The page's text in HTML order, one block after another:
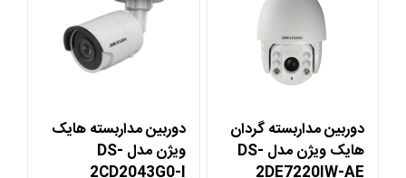
دوربین مداربسته گردان
هایک ویژن مدل DS-
2DE7220IW-AE
دوربین مداربسته هایک
ویژن مدل DS-
2CD2043G0-I